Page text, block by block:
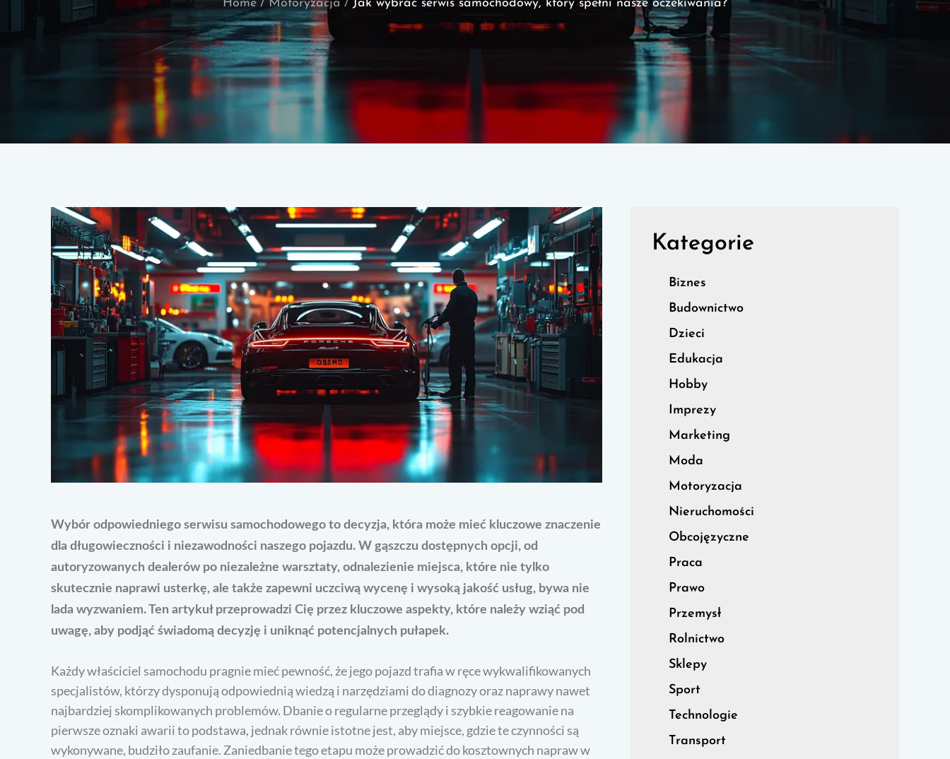
Home Motoryzacja Jak wybrać serwis samochodowy, który spełni nasze oczekiwania?
Wybór odpowiedniego serwisu samochodowego to decyzja, która może mieć kluczowe znaczenie
dla długowieczności i niezawodności naszego pojazdu. W gąszczu dostępnych opcji, od
autoryzowanych dealerów po niezależne warsztaty, odnalezienie miejsca, które nie tylko
skutecznie naprawi usterkę, ale także zapewni uczciwą wycenę i wysoką jakość usług, bywa nie
lada wyzwaniem. Ten artykuł przeprowadzi Cię przez kluczowe aspekty, które należy wziąć pod
uwagę, aby podjąć świadomą decyzję i uniknąć potencjalnych pułapek.
Każdy właściciel samochodu pragnie mieć pewność, że jego pojazd trafia w ręce wykwalifikowanych
specjalistów, którzy dysponują odpowiednią wiedzą i narzędziami do diagnozy oraz naprawy nawet
najbardziej skomplikowanych problemów. Dbanie o regularne przeglądy i szybkie reagowanie na
pierwsze oznaki awarii to podstawa, jednak równie istotne jest, aby miejsce, gdzie te czynności są
wykonywane, budziło zaufanie. Zaniedbanie tego etapu może prowadzić do kosztownych napraw w
Kategorie
Biznes
Budownictwo
Dzieci
Edukacja
Hobby
Imprezy
Marketing
Moda
Motoryzacja
Nieruchomości
Obcojęzyczne
Praca
Prawo
Przemysł
Rolnictwo
Sklepy
Sport
Technologie
Transport